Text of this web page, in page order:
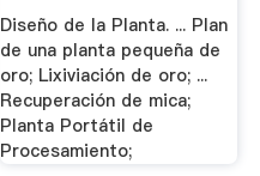
Diseño de la Planta. ... Plan
de una planta pequeña de
oro; Lixiviación de oro; ...
Recuperación de mica;
Planta Portátil de
Procesamiento;